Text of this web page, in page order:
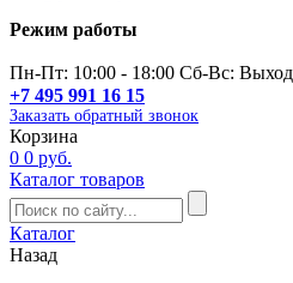
Режим работы
Пн-Пт: 10:00 - 18:00 Сб-Вс:
+7 495 991 16 15
Заказать обратный звонок
Корзина
0 0 руб.
Каталог товаров
Каталог
Назад